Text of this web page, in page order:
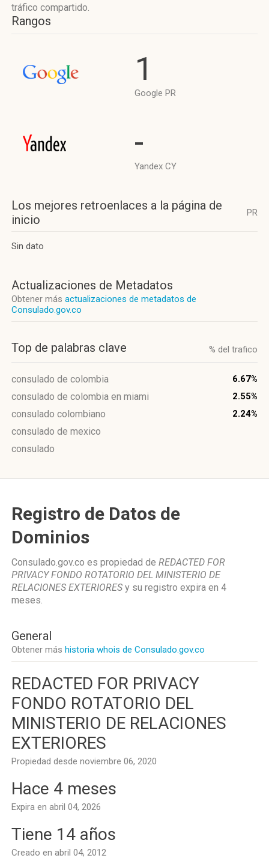
tráfico compartido.
Rangos
1
Google PR
-
Yandex CY
Los mejores retroenlaces a la página de
inicio
PR
Sin dato
Actualizaciones de Metadatos
Obtener más actualizaciones de metadatos de
Consulado.gov.co
Top de palabras clave % del trafico
consulado de colombia 6.67%
consulado de colombia en miami 2.55%
consulado colombiano 2.24%
consulado de mexico
consulado
Registro de Datos de
Dominios
Consulado.gov.co es propiedad de REDACTED FOR
PRIVACY FONDO ROTATORIO DEL MINISTERIO DE
RELACIONES EXTERIORES y su registro expira en 4
meses.
General
Obtener más historia whois de Consulado.gov.co
REDACTED FOR PRIVACY
FONDO ROTATORIO DEL
MINISTERIO DE RELACIONES
EXTERIORES
Propiedad desde noviembre 06, 2020
Hace 4 meses
Expira en abril 04, 2026
Tiene 14 años
Creado en abril 04, 2012